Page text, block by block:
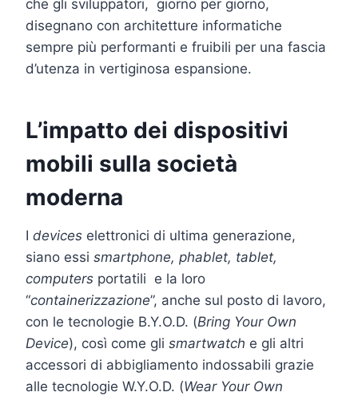
che gli sviluppatori, giorno per giorno,
disegnano con architetture informatiche
sempre più performanti e fruibili per una fascia
d’utenza in vertiginosa espansione.
L’impatto dei dispositivi
mobili sulla società
moderna
I devices elettronici di ultima generazione,
siano essi smartphone, phablet, tablet,
computers portatili e la loro
“containerizzazione”, anche sul posto di lavoro,
con le tecnologie B.Y.O.D. (Bring Your Own
Device), così come gli smartwatch e gli altri
accessori di abbigliamento indossabili grazie
alle tecnologie W.Y.O.D. (Wear Your Own